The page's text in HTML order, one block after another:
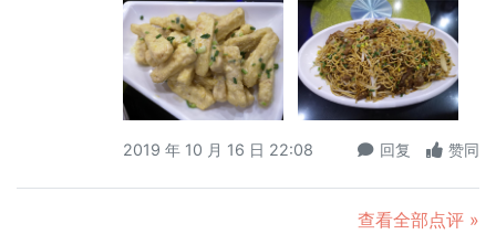
2019 年 10 月 16 日 22:08 回复 赞同
查看全部点评 »